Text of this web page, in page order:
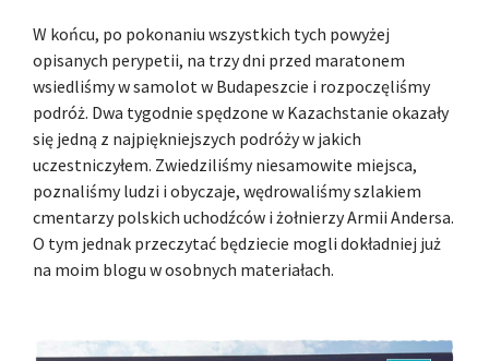
W końcu, po pokonaniu wszystkich tych powyżej
opisanych perypetii, na trzy dni przed maratonem
wsiedliśmy w samolot w Budapeszcie i rozpoczęliśmy
podróż. Dwa tygodnie spędzone w Kazachstanie okazały
się jedną z najpiękniejszych podróży w jakich
uczestniczyłem. Zwiedziliśmy niesamowite miejsca,
poznaliśmy ludzi i obyczaje, wędrowaliśmy szlakiem
cmentarzy polskich uchodźców i żołnierzy Armii Andersa.
O tym jednak przeczytać będziecie mogli dokładniej już
na moim blogu w osobnych materiałach.